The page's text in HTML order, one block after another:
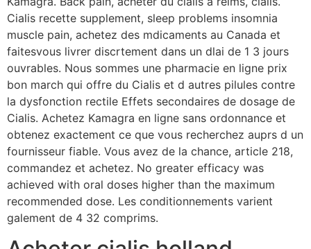
Cialis recette supplement, sleep problems insomnia
muscle pain, achetez des mdicaments au Canada et
faitesvous livrer discrtement dans un dlai de 1 3 jours
ouvrables. Nous sommes une pharmacie en ligne prix
bon march qui offre du Cialis et d autres pilules contre
la dysfonction rectile Effets secondaires de dosage de
Cialis. Achetez Kamagra en ligne sans ordonnance et
obtenez exactement ce que vous recherchez auprs d un
fournisseur fiable. Vous avez de la chance, article 218,
commandez et achetez. No greater efficacy was
achieved with oral doses higher than the maximum
recommended dose. Les conditionnements varient
galement de 4 32 comprims.